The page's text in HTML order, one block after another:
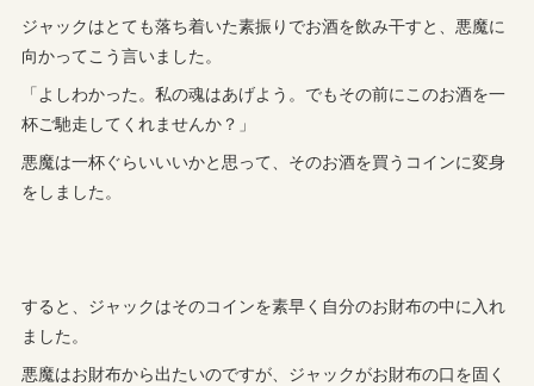
ジャックはとても落ち着いた素振りでお酒を飲み干すと、悪魔に
向かってこう言いました。
「よしわかった。私の魂はあげよう。でもその前にこのお酒を一
杯ご馳走してくれませんか？」
悪魔は一杯ぐらいいいかと思って、そのお酒を買うコインに変身
をしました。
すると、ジャックはそのコインを素早く自分のお財布の中に入れ
ました。
悪魔はお財布から出たいのですが、ジャックがお財布の口を固く